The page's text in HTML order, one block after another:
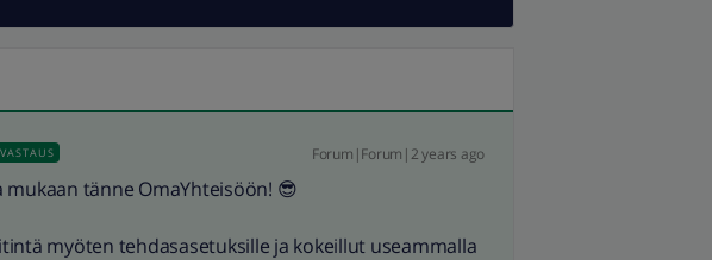
VASTAUS Forum|Forum|2 years ago
mukaan tänne OmaYhteisöön! 😎
myöten tehdasasetuksille ja kokeillut useammalla